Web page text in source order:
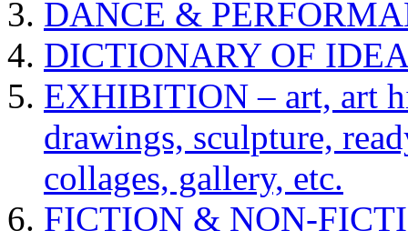
DANCE &
DICTIONARY OF
EXHIBITION – art, art
drawings, sculpture,
collages, gallery, etc.
FICTION & NON-